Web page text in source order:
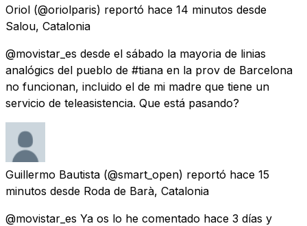
Oriol (@oriolparis) reportó hace 14 minutos desde
Salou, Catalonia
@movistar_es desde el sábado la mayoria de linias
analógics del pueblo de #tiana en la prov de Barcelona
no funcionan, incluido el de mi madre que tiene un
servicio de teleasistencia. Que está pasando?
Guillermo Bautista (@smart_open) reportó hace 15
minutos desde Roda de Barà, Catalonia
@movistar_es Ya os lo he comentado hace 3 días y